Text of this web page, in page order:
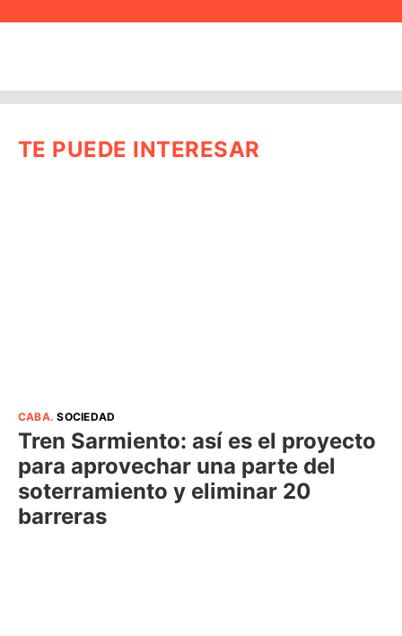
TE PUEDE INTERESAR
CABA.SOCIEDAD
Tren Sarmiento: así es el proyecto
para aprovechar una parte del
soterramiento y eliminar 20
barreras